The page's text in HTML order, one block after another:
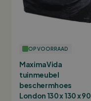
OP VOORRAAD
MaximaVida
tuinmeubel
beschermhoes
London 130 x 130 x 90